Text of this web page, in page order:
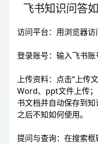
飞书知识问答
访问平台：用浏览器访
登录账号：输入飞书账
上传资料：点击“上传
Word、ppt文件上传；
书文档并自动保存到
之后不知如何使用。
提问与查询：在搜索框